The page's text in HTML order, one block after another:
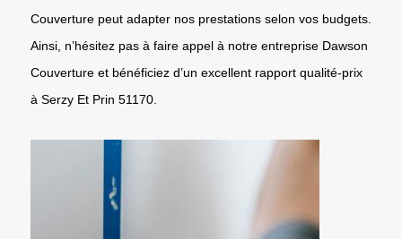
Couverture peut adapter nos prestations selon vos budgets.
Ainsi, n’hésitez pas à faire appel à notre entreprise Dawson
Couverture et bénéficiez d’un excellent rapport qualité-prix
à Serzy Et Prin 51170.